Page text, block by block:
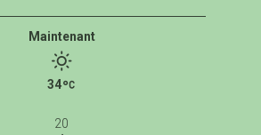
Maintenant
34
20